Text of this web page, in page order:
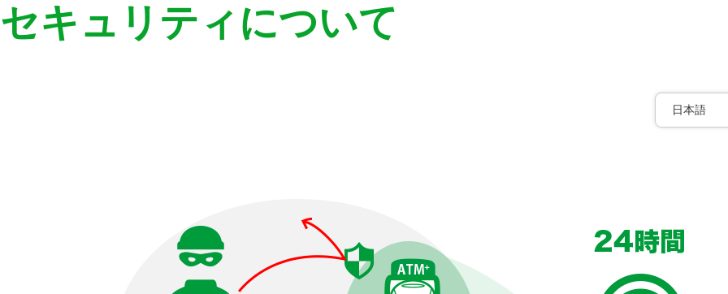
セキュリティについて
日本語